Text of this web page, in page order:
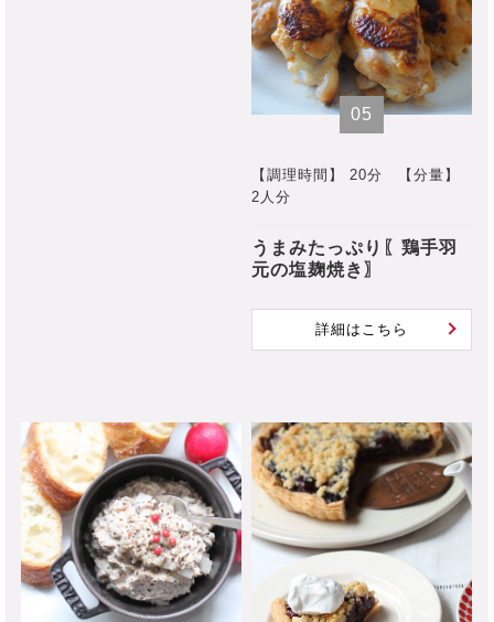
05
【調理時間】 20分
【分量】
2人分
うまみたっぷり〖鶏手羽
元の塩麹焼き〗
詳細はこちら